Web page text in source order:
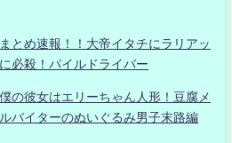
とめ速報！！大帝イタチにラリアッ
必殺！パイルドライバー
の彼女はエリーちゃん人形！豆腐メ
バイターのぬいぐるみ男子末路編